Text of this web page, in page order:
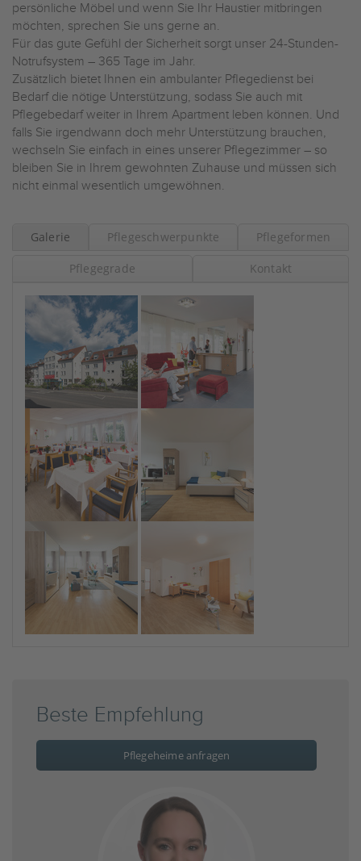
persönliche Möbel und wenn Sie Ihr Haustier mitbringen
möchten, sprechen Sie uns gerne an.
Für das gute Gefühl der Sicherheit sorgt unser 24-Stunden-
Notrufsystem – 365 Tage im Jahr.
Zusätzlich bietet Ihnen ein ambulanter Pflegedienst bei
Bedarf die nötige Unterstützung, sodass Sie auch mit
Pflegebedarf weiter in Ihrem Apartment leben können. Und
falls Sie irgendwann doch mehr Unterstützung brauchen,
wechseln Sie einfach in eines unserer Pflegezimmer – so
bleiben Sie in Ihrem gewohnten Zuhause und müssen sich
nicht einmal wesentlich umgewöhnen.
Galerie Pflegeschwerpunkte Pflegeformen
Pflegegrade Kontakt
Beste Empfehlung
Pflegeheime anfragen